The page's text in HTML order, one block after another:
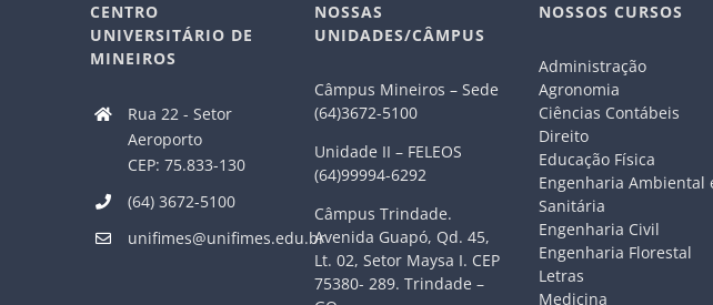
CENTRO
UNIVERSITÁRIO DE
MINEIROS
Rua 22 - Setor
Aeroporto
CEP: 75.833-130
(64) 3672-5100
unifimes@unifimes.edu.br
NOSSAS
UNIDADES/CÂMPUS
Câmpus Mineiros – Sede
(64)3672-5100
Unidade II – FELEOS
(64)99994-6292
Câmpus Trindade.
Avenida Guapó, Qd. 45,
Lt. 02, Setor Maysa I. CEP
75380- 289. Trindade –
NOSSOS CURSOS
Administração
Agronomia
Ciências Contábeis
Direito
Educação Física
Engenharia Ambiental
Sanitária
Engenharia Civil
Engenharia Florestal
Letras
Medicina